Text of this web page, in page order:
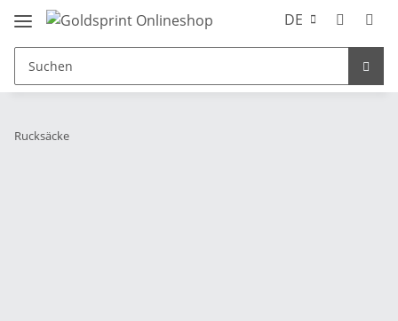
DE
Rucksäcke